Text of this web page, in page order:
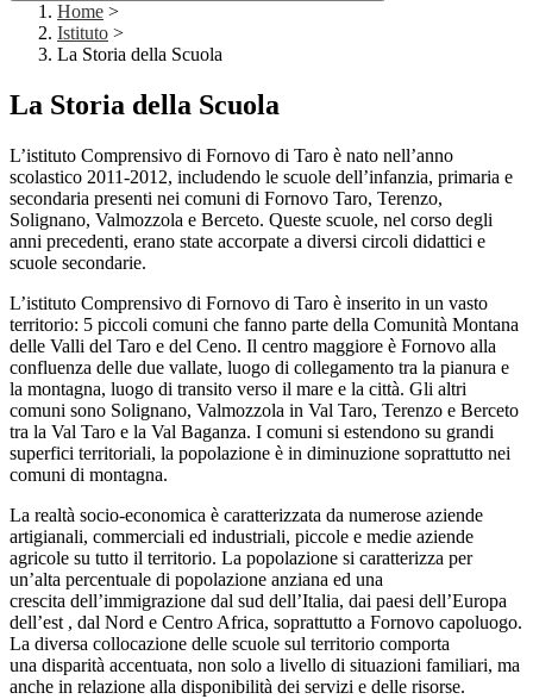
Home >
Istituto >
La Storia della Scuola
La Storia della Scuola
L’istituto Comprensivo di Fornovo di Taro è nato nell’anno
scolastico 2011-2012, includendo le scuole dell’infanzia, primaria e
secondaria presenti nei comuni di Fornovo Taro, Terenzo,
Solignano, Valmozzola e Berceto. Queste scuole, nel corso degli
anni precedenti, erano state accorpate a diversi circoli didattici e
scuole secondarie.
L’istituto Comprensivo di Fornovo di Taro è inserito in un vasto
territorio: 5 piccoli comuni che fanno parte della Comunità Montana
delle Valli del Taro e del Ceno. Il centro maggiore è Fornovo alla
confluenza delle due vallate, luogo di collegamento tra la pianura e
la montagna, luogo di transito verso il mare e la città. Gli altri
comuni sono Solignano, Valmozzola in Val Taro, Terenzo e Berceto
tra la Val Taro e la Val Baganza. I comuni si estendono su grandi
superfici territoriali, la popolazione è in diminuzione soprattutto nei
comuni di montagna.
La realtà socio-economica è caratterizzata da numerose aziende
artigianali, commerciali ed industriali, piccole e medie aziende
agricole su tutto il territorio. La popolazione si caratterizza per
un’alta percentuale di popolazione anziana ed una
crescita dell’immigrazione dal sud dell’Italia, dai paesi dell’Europa
dell’est , dal Nord e Centro Africa, soprattutto a Fornovo capoluogo.
La diversa collocazione delle scuole sul territorio comporta
una disparità accentuata, non solo a livello di situazioni familiari, ma
anche in relazione alla disponibilità dei servizi e delle risorse.